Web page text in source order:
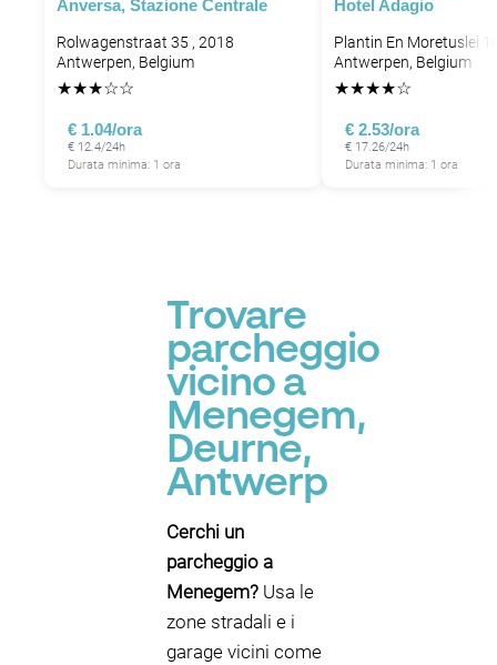
Anversa, Stazione Centrale
Rolwagenstraat 35 , 2018
Antwerpen, Belgium
★★★☆☆
€ 1.04/ora
€ 12.4/24h
Durata minima: 1 ora
Hotel Adagio
Plantin En Moretuslei
Antwerpen, Belgium
★★★★☆
€ 2.53/ora
€ 17.26/24h
Durata minima: 1 ora
Trovare
parcheggio
vicino a
Menegem,
Deurne,
Antwerp
Cerchi un
parcheggio a
Menegem? Usa le
zone stradali e i
garage vicini come